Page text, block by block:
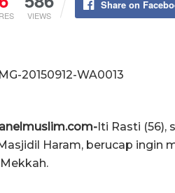
VIEWS
Share on
Iti Rasti (56),
Haram, berucap ingin